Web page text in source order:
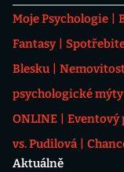
Moje Psychologie
Fantasy
Blesku
psychologické mýty
ONLINE
Eventový
vs. Pudilová
Aktuálně